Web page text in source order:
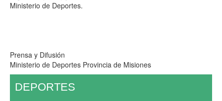
Ministerio de Deportes.
Prensa y Difusión
Ministerio de Deportes Provincia de Misiones
DEPORTES